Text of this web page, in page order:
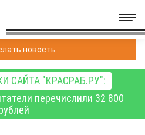
новость
САЙТА "КРАСРАБ.РУ":
перечислили 32 800